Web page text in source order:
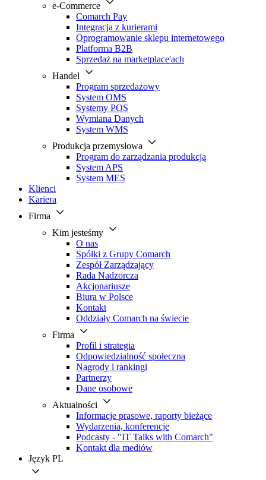
e-Commerce
Comarch Pay
Integracja z kurierami
Oprogramowanie sklepu internetowego
Platforma B2B
Sprzedaż na marketplace'ach
Handel
Program sprzedażowy
System OMS
Systemy POS
Wymiana Danych
System WMS
Produkcja przemysłowa
Program do zarządzania produkcją
System APS
System MES
Klienci
Kariera
Firma
Kim jesteśmy
O nas
Spółki z Grupy Comarch
Zespół Zarządzający
Rada Nadzorcza
Akcjonariusze
Biura w Polsce
Kontakt
Oddziały Comarch na świecie
Firma
Profil i strategia
Odpowiedzialność społeczna
Nagrody i rankingi
Partnerzy
Dane osobowe
Aktualności
Informacje prasowe, raporty bieżące
Wydarzenia, konferencje
Podcasty - "IT Talks with Comarch"
Kontakt dla mediów
Język PL